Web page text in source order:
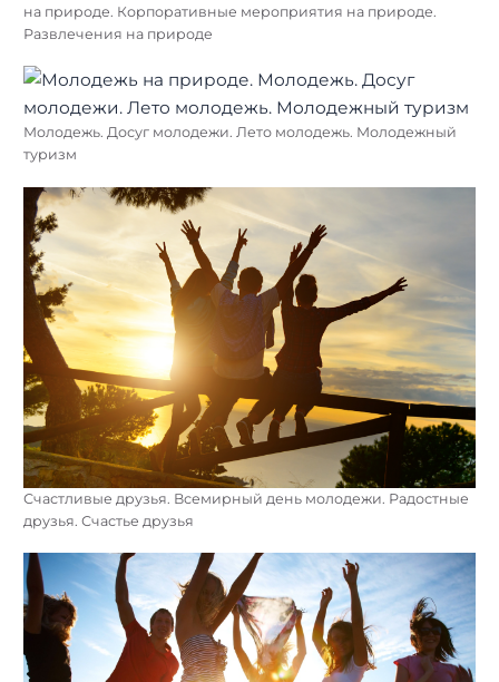
на природе. Корпоративные мероприятия на природе.
Развлечения на природе
Молодежь. Досуг молодежи. Лето молодежь. Молодежный
туризм
Счастливые друзья. Всемирный день молодежи. Радостные
друзья. Счастье друзья